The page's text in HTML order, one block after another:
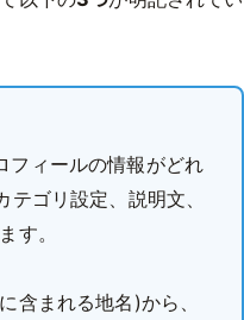
フィールの情報がどれ
ゴリ設定、説明文、
す。
含まれる地名)から、